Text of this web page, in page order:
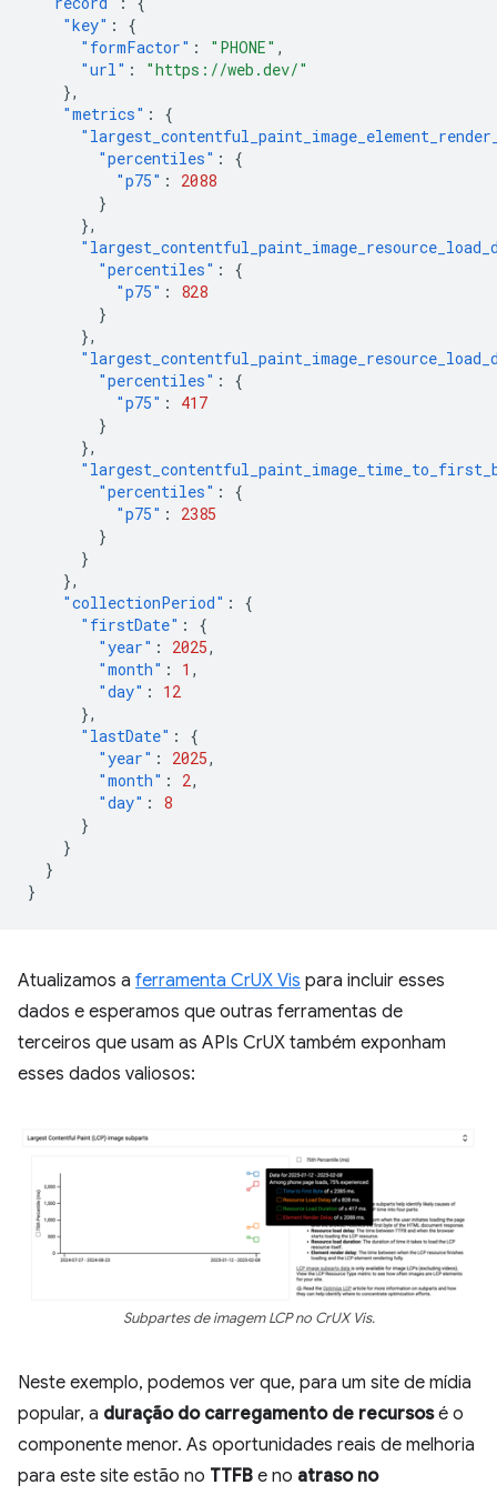
"key" :
{
"formFactor" : "PHONE" ,
"url" :
"https://web.dev/"
},
"metrics" :
{
"percentiles" :
{
"p75" :
2088
}
},
"percentiles" :
{
"p75" :
828
}
},
"percentiles" :
{
"p75" :
417
}
},
"percentiles" :
{
"p75" :
2385
}
}
},
"collectionPeriod" :
{
"firstDate" :
{
"year" : 2025,
"month" : 1 ,
"day" :
12
},
"lastDate" :
{
"year" : 2025,
"month" : 2,
"day" :
8
}
}
}
}
Atualizamos a ferramenta CrUX Vis para incluir esses
dados e esperamos que outras ferramentas de
terceiros que usam as APIs CrUX também exponham
esses dados valiosos:
Subpartes de imagem LCP no CrUX Vis.
Neste exemplo, podemos ver que, para um site de mídia
popular, a duração do carregamento de recursosé o
componente menor. As oportunidades reais de melhoria
para este site estão no TTFB e no atraso no